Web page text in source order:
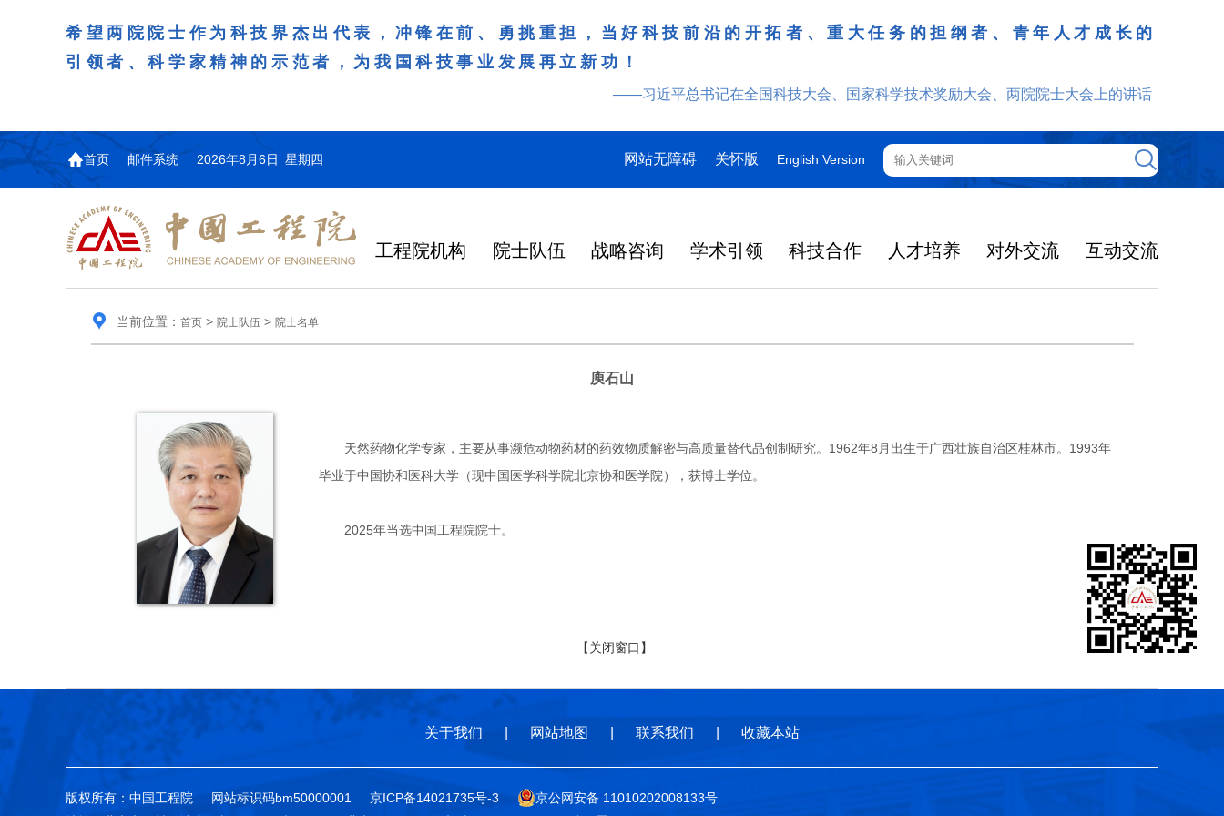
希望两院院士作为科技界杰出代表，冲锋在前、勇挑重担，当好科技前沿的开拓者、重大任务的担纲者、青年人才成长的
引领者、科学家精神的示范者，为我国科技事业发展再立新功！
——习近平总书记在全国科技大会、国家科学技术奖励大会、两院院士大会上的讲话
首页 邮件系统 2026年8月6日 星期四 网站无障碍 关怀版 English Version
工程院机构 院士队伍 战略咨询 学术引领 科技合作 人才培养 对外交流 互动交流
当前位置： 首页> 院士队伍 > 院士名单
庾石山
天然药物化学专家，主要从事濒危动物药材的药效物质解密与高质量替代品创制研究。1962年8月出生于广西壮族自治区桂林市。1993年
毕业于中国协和医科大学（现中国医学科学院北京协和医学院），获博士学位。
2025年当选中国工程院院士。
【关闭窗口】
关于我们 网站地图 联系我们 收藏本站
版权所有：中国工程院 网站标识码bm50000001 京ICP备14021735号-3
京公网安备 11010202008133号